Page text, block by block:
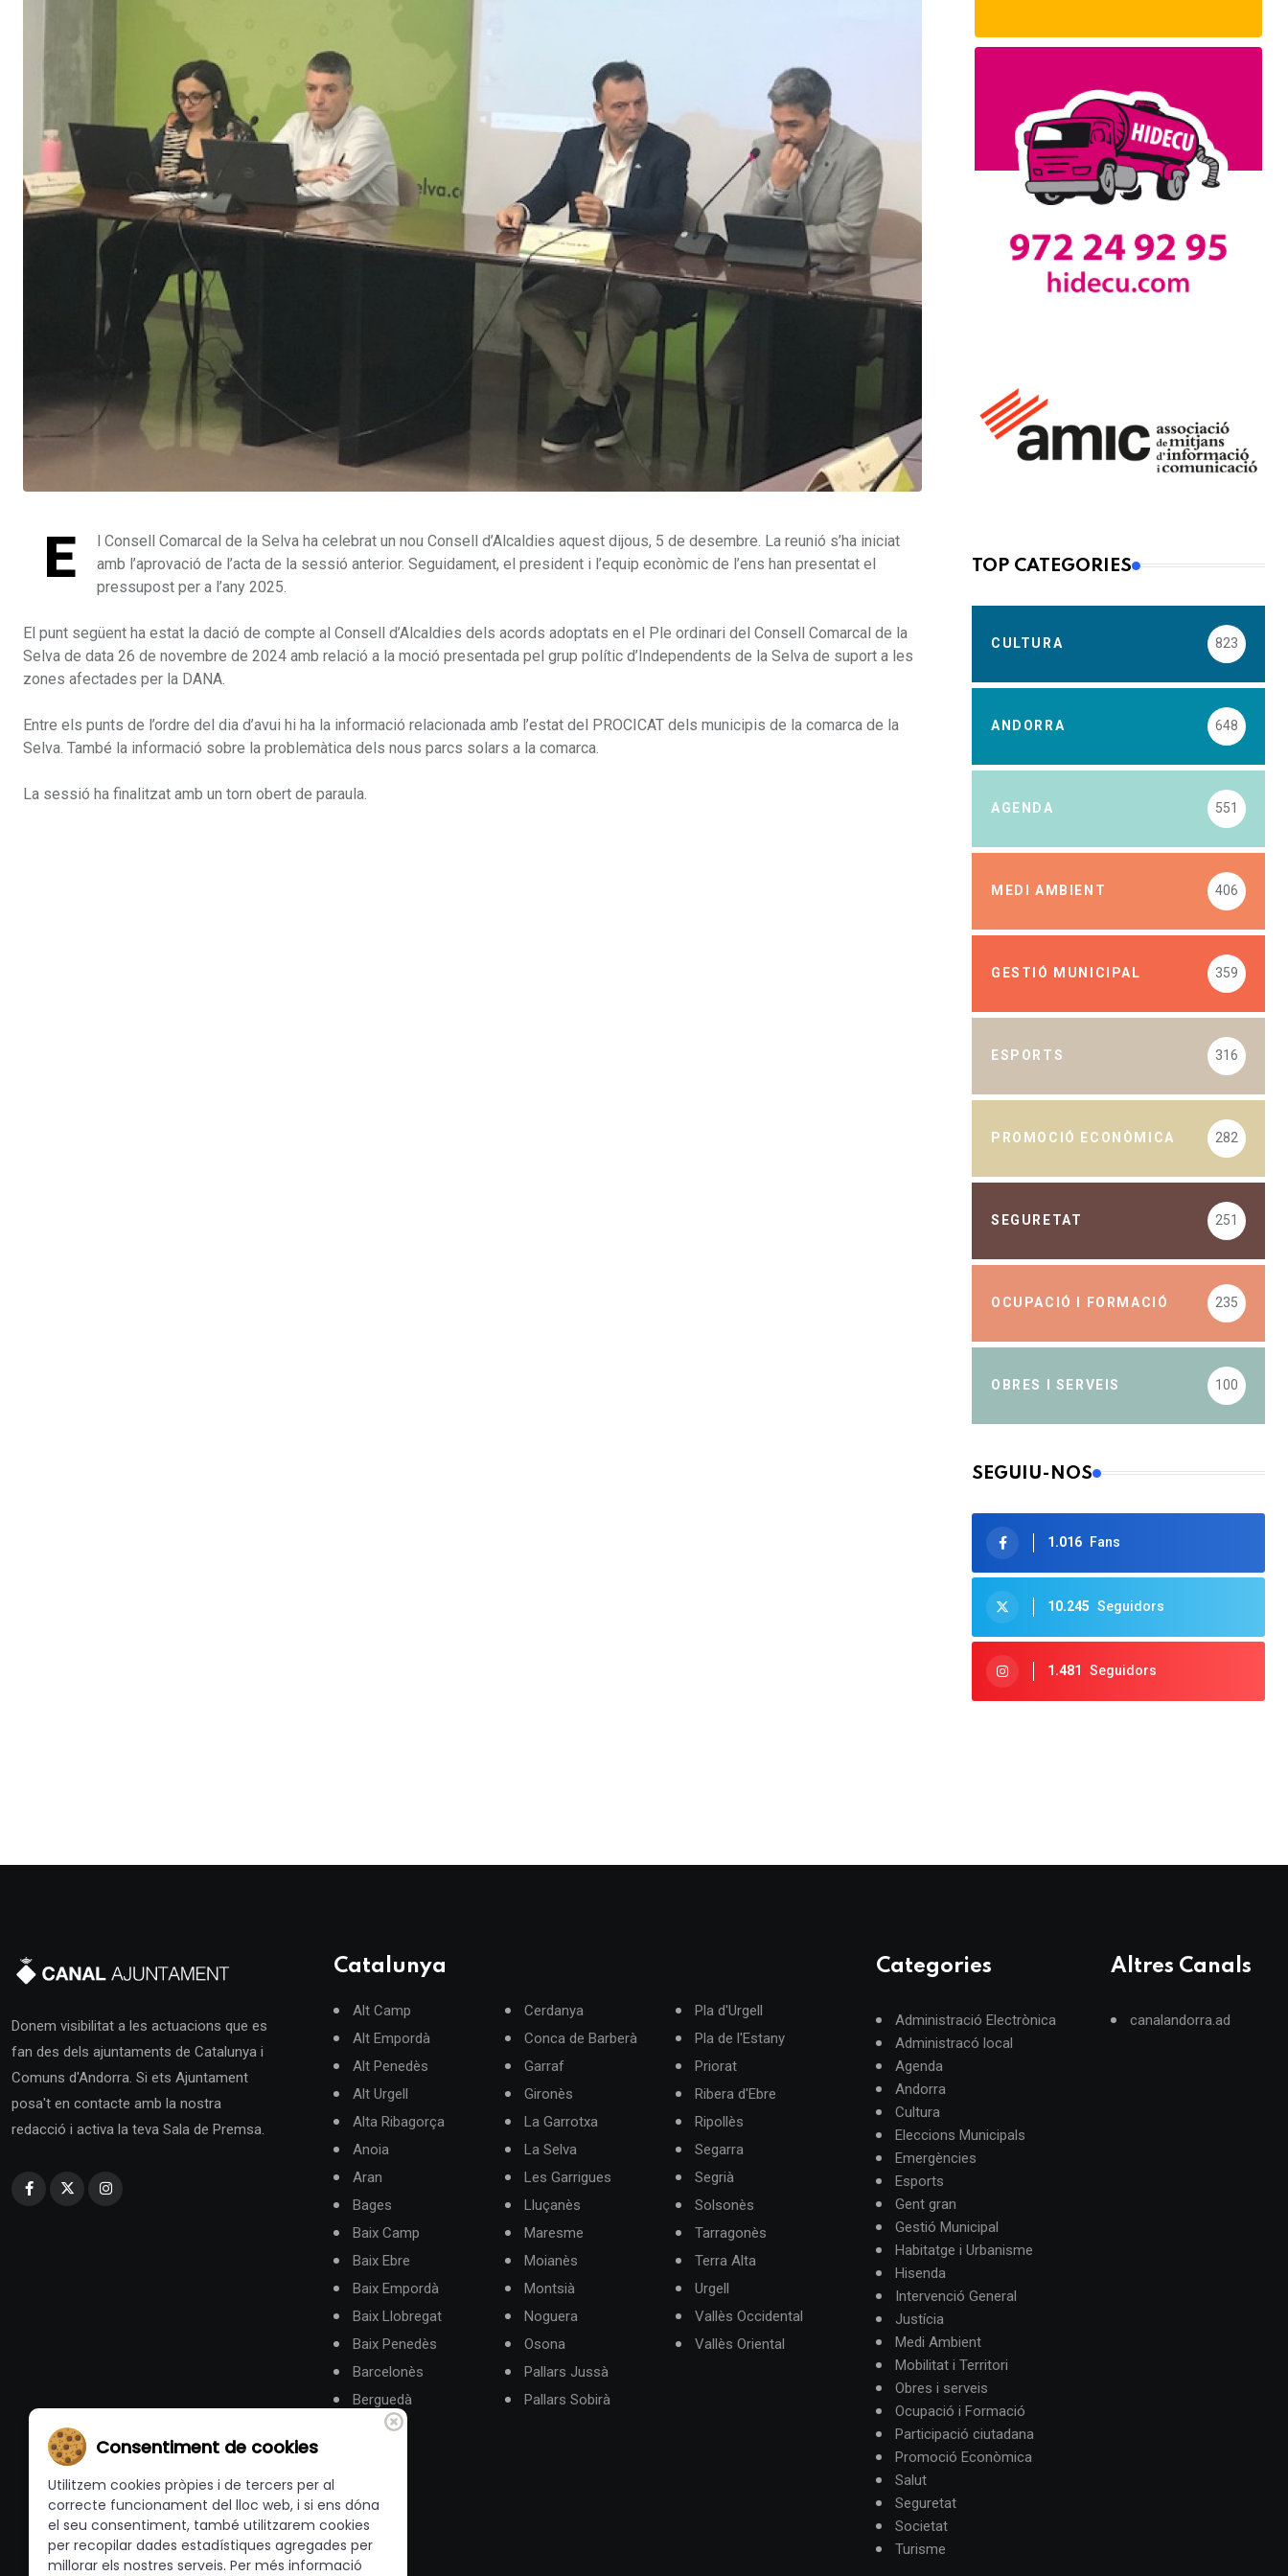
E
l Consell Comarcal de la Selva ha celebrat un nou Consell d’Alcaldies aquest dijous, 5 de desembre. La reunió s’ha iniciat
amb l’aprovació de l’acta de la sessió anterior. Seguidament, el president i l’equip econòmic de l’ens han presentat el
pressupost per a l’any 2025.
El punt següent ha estat la dació de compte al Consell d’Alcaldies dels acords adoptats en el Ple ordinari del Consell Comarcal de la
Selva de data 26 de novembre de 2024 amb relació a la moció presentada pel grup polític d’Independents de la Selva de suport a les
zones afectades per la DANA.
Entre els punts de l’ordre del dia d’avui hi ha la informació relacionada amb l’estat del PROCICAT dels municipis de la comarca de la
Selva. També la informació sobre la problemàtica dels nous parcs solars a la comarca.
La sessió ha finalitzat amb un torn obert de paraula.
TOP CATEGORIES
CULTURA 823
ANDORRA 648
AGENDA 551
MEDI AMBIENT 406
GESTIÓ MUNICIPAL 359
ESPORTS 316
PROMOCIÓ ECONÒMICA 282
SEGURETAT 251
OCUPACIÓ I FORMACIÓ 235
OBRES I SERVEIS 100
SEGUIU-NOS
1.016 Fans
10.245 Seguidors
1.481 Seguidors
Donem visibilitat a les actuacions que es
fan des dels ajuntaments de Catalunya i
Comuns d'Andorra. Si ets Ajuntament
posa't en contacte amb la nostra
redacció i activa la teva Sala de Premsa.
Catalunya
Alt Camp
Alt Empordà
Alt Penedès
Alt Urgell
Alta Ribagorça
Anoia
Aran
Bages
Baix Camp
Baix Ebre
Baix Empordà
Baix Llobregat
Baix Penedès
Barcelonès
Berguedà
Cerdanya
Conca de Barberà
Garraf
Gironès
La Garrotxa
La Selva
Les Garrigues
Lluçanès
Maresme
Moianès
Montsià
Noguera
Osona
Pallars Jussà
Pallars Sobirà
Pla d'Urgell
Pla de l'Estany
Priorat
Ribera d'Ebre
Ripollès
Segarra
Segrià
Solsonès
Tarragonès
Terra Alta
Urgell
Vallès Occidental
Vallès Oriental
Categories
Administració Electrònica
Administracó local
Agenda
Andorra
Cultura
Eleccions Municipals
Emergències
Esports
Gent gran
Gestió Municipal
Habitatge i Urbanisme
Hisenda
Intervenció General
Justícia
Medi Ambient
Mobilitat i Territori
Obres i serveis
Ocupació i Formació
Participació ciutadana
Promoció Econòmica
Salut
Seguretat
Societat
Turisme
Altres Canals
canalandorra.ad
Consentiment de cookies
Utilitzem cookies pròpies i de tercers per al
correcte funcionament del lloc web, i si ens dóna
el seu consentiment, també utilitzarem cookies
per recopilar dades estadístiques agregades per
millorar els nostres serveis. Per més informació